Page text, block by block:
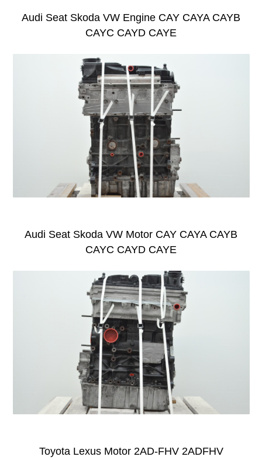
Audi Seat Skoda VW Engine CAY CAYA CAYB
CAYC CAYD CAYE
Audi Seat Skoda VW Motor CAY CAYA CAYB
CAYC CAYD CAYE
Toyota Lexus Motor 2AD-FHV 2ADFHV